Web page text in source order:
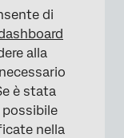
×
di
alla
è stata
possibile
nella